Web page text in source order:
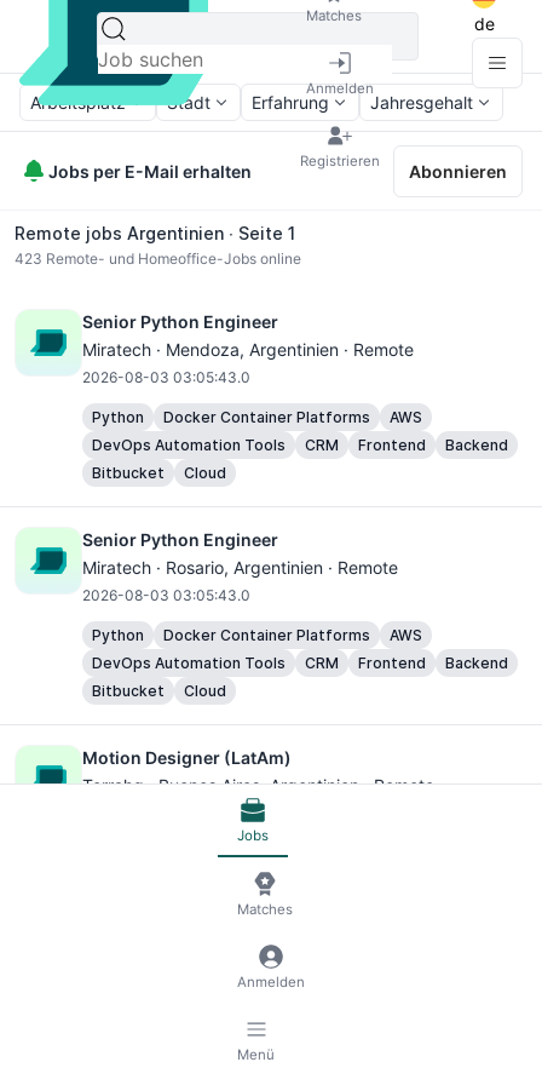
Matches
Anmelden
Registrieren
de
Arbeitsplatz Stadt Erfahrung Jahresgehalt
Jobs per E-Mail erhalten Abonnieren
Remote jobs Argentinien ∙ Seite 1
423 Remote- und Homeoffice-Jobs online
Senior Python Engineer
Miratech · Mendoza, Argentinien · Remote
2026-08-03 03:05:43.0
Python Docker Container Platforms
AWS
DevOps Automation Tools
CRM Frontend
Backend
Bitbucket
Cloud
Senior Python Engineer
Miratech · Rosario, Argentinien · Remote
2026-08-03 03:05:43.0
Python Docker Container Platforms
AWS
DevOps Automation Tools
CRM Frontend
Backend
Bitbucket
Cloud
Motion Designer (LatAm)
Terrahq ·Buenos Aires, Argentinien · Remote
2026-07-31 23:23:29.0
$48,000.00
Senior Java Developer
, Argentinien · Remote
2026-07-31 18:52:38.0
DevOps Automation Tools
Jobs
Matches
Anmelden
Menü